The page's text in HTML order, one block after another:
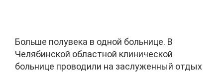
Больше полувека в одной больнице. В
Челябинской областной клинической
больнице проводили на заслуженный отдых